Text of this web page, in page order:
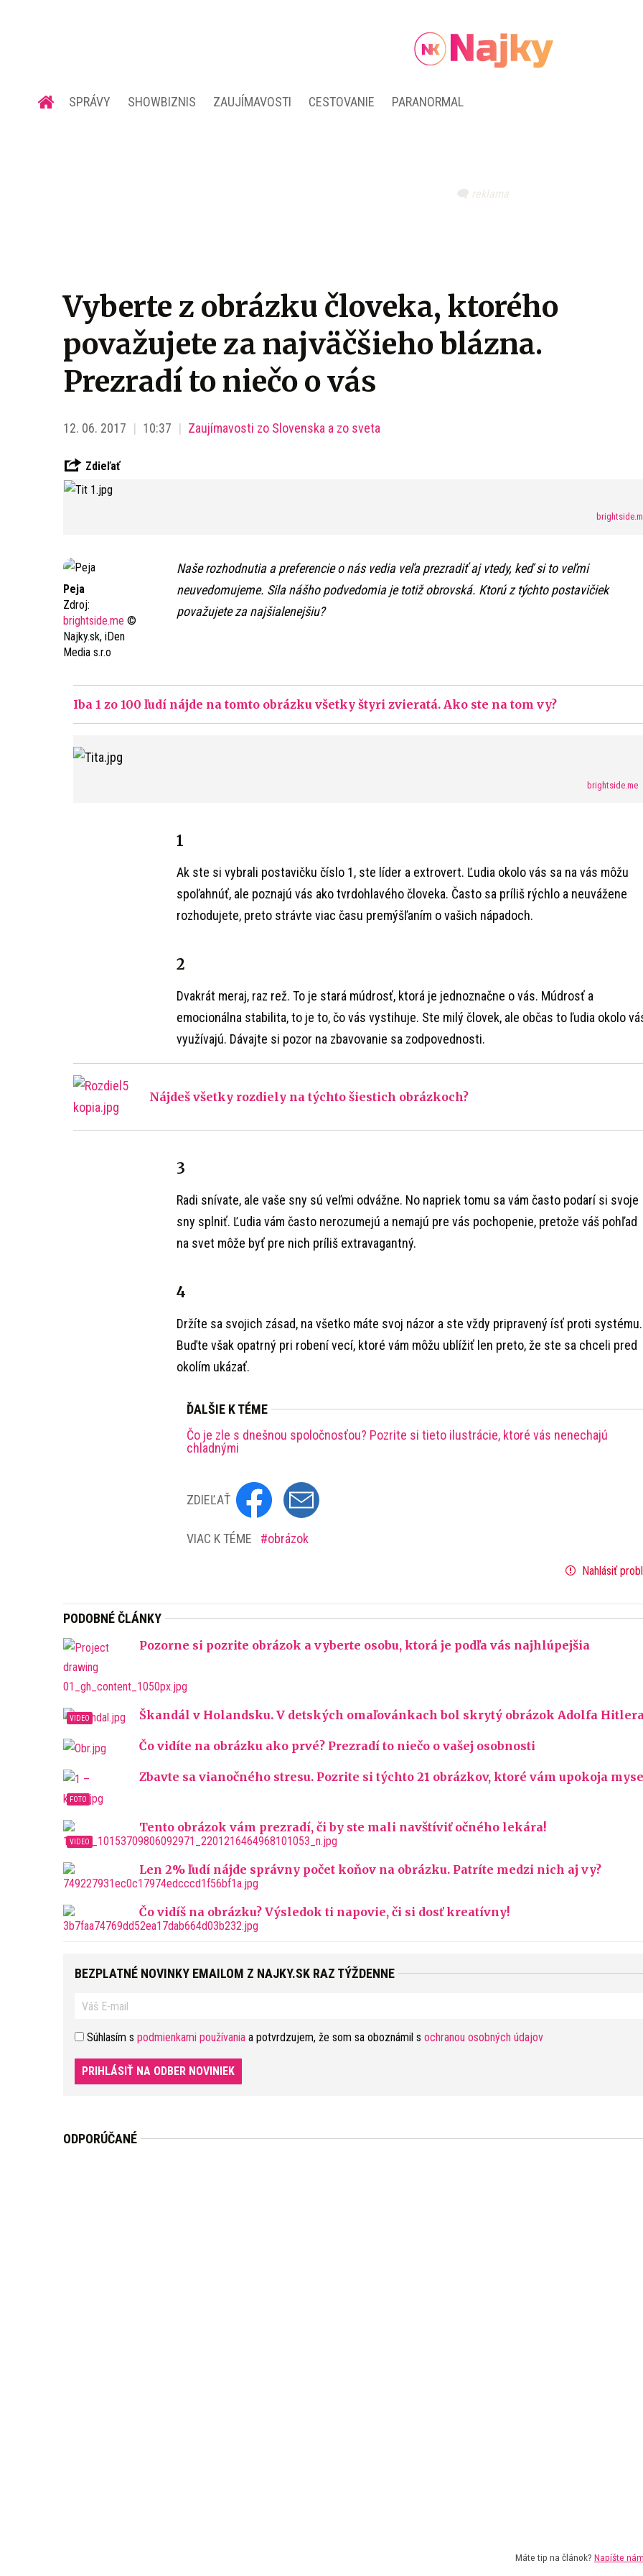
SPRÁVY SHOWBIZNIS ZAUJÍMAVOSTI CESTOVANIE PARANORMAL
Vyberte z obrázku človeka, ktorého
považujete za najväčšieho blázna.
Prezradí to niečo o vás
12. 06. 2017 10:37 Zaujímavosti zo Slovenska a zo sveta
Zdieľať
Peja
Zdroj:
brightside.me ©
Najky.sk, iDen
Media s.r.o
Naše rozhodnutia a preferencie o nás vedia veľa prezradiť aj vtedy, keď si to veľmi
neuvedomujeme. Sila nášho podvedomia je totiž obrovská. Ktorú z týchto postavičiek
považujete za najšialenejšiu?
Iba 1 zo 100 ľudí nájde na tomto obrázku všetky štyri zvieratá. Ako ste na tom vy?
brightside.me
1
Ak ste si vybrali postavičku číslo 1, ste líder a extrovert. Ľudia okolo vás sa na vás môžu
spoľahnúť, ale poznajú vás ako tvrdohlavého človeka. Často sa príliš rýchlo a neuvážene
rozhodujete, preto strávte viac času premýšľaním o vašich nápadoch.
2
Dvakrát meraj, raz rež. To je stará múdrosť, ktorá je jednoznačne o vás. Múdrosť a
emocionálna stabilita, to je to, čo vás vystihuje. Ste milý človek, ale občas to ľudia okolo
využívajú. Dávajte si pozor na zbavovanie sa zodpovednosti.
Nájdeš všetky rozdiely na týchto šiestich obrázkoch?
3
Radi snívate, ale vaše sny sú veľmi odvážne. No napriek tomu sa vám často podarí si svoje
sny splniť. Ľudia vám často nerozumejú a nemajú pre vás pochopenie, pretože váš pohľad
na svet môže byť pre nich príliš extravagantný.
4
Držíte sa svojich zásad, na všetko máte svoj názor a ste vždy pripravený ísť proti systému.
Buďte však opatrný pri robení vecí, ktoré vám môžu ublížiť len preto, že ste sa chceli pred
okolím ukázať.
ĎALŠIE K TÉME
Čo je zle s dnešnou spoločnosťou? Pozrite si tieto ilustrácie, ktoré vás nenechajú
chladnými
ZDIEĽAŤ
VIAC K TÉME obrázok
Nahlásiť
PODOBNÉ ČLÁNKY
Pozorne si pozrite obrázok a vyberte osobu, ktorá je podľa vás najhlúpejšia
Škandál v Holandsku. V detských omaľovánkach bol skrytý obrázok Adolfa
Čo vidíte na obrázku ako prvé? Prezradí to niečo o vašej osobnosti
Zbavte sa vianočného stresu. Pozrite si týchto 21 obrázkov, ktoré vám upokoja
Tento obrázok vám prezradí, či by ste mali navštíviť očného lekára!
Len 2% ľudí nájde správny počet koňov na obrázku. Patríte medzi nich aj vy?
Čo vidíš na obrázku? Výsledok ti napovie, či si dosť kreatívny!
BEZPLATNÉ NOVINKY EMAILOM Z NAJKY.SK RAZ TÝŽDENNE
Súhlasím s podmienkami používania a potvrdzujem, že som sa oboznámil s ochranou osobných údajov
PRIHLÁSIŤ NA ODBER NOVINIEK
ODPORÚČANÉ
Máte tip na článok? Napíšte